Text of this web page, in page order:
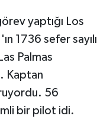
yaptığı Los
1736 sefer sayılı
Palmas
Kaptan
56
bir pilot idi.